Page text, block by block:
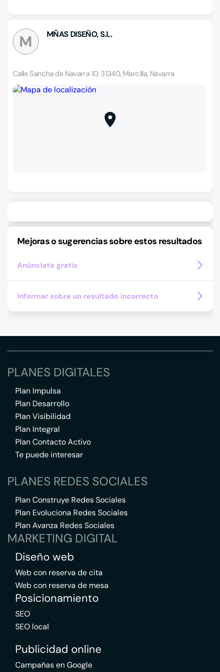
M MÑAS DISEÑO, S.L.
Calle Sancha de Navarra 10, 31340, Marcilla, Navarra
Mejoras o sugerencias sobre estos resultados
Anúnciate gratis
Informar sobre un resultado incorrecto
PLANES DIGITALES
Plan Impulsa
Plan Desarrollo
Plan Visibilidad
Plan Integral
Plan Contacto Activo
Te puede interesar
PLANES REDES SOCIALES
Plan Construye Redes Sociales
Plan Evoluciona Redes Sociales
Plan Avanza Redes Sociales
MARKETING DIGITAL
Diseño web
Web con reserva de cita
Web con reserva de mesa
Posicionamiento
SEO
SEO local
Publicidad online
Campañas en Google